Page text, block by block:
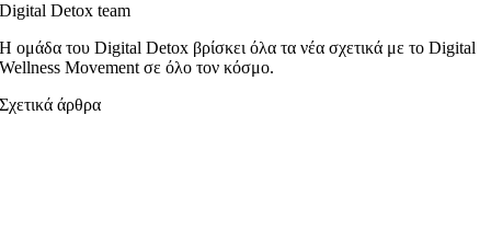
Digital Detox team
Η ομάδα του Digital Detox βρίσκει όλα τα νέα σχετικά με το Digital
Wellness Movement σε όλο τον κόσμο.
Σχετικά άρθρα